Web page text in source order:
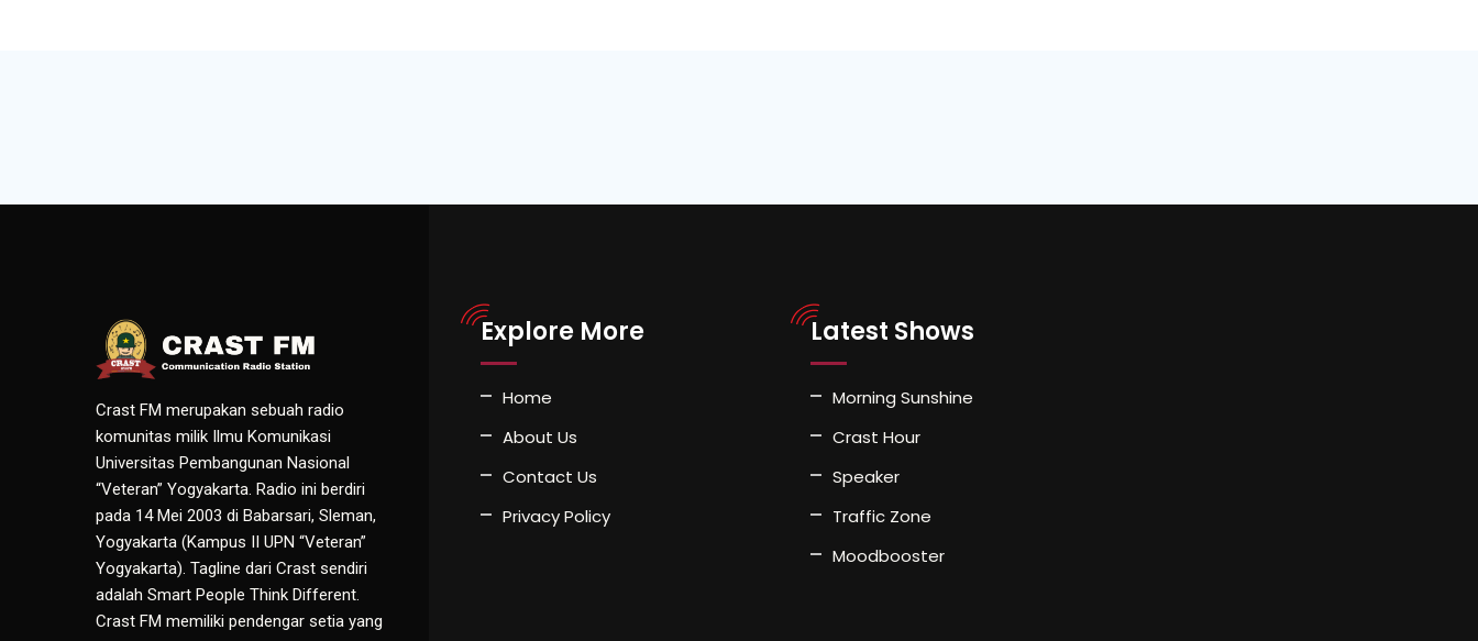
Crast FM merupakan sebuah radio
komunitas milik Ilmu Komunikasi
Universitas Pembangunan Nasional
“Veteran” Yogyakarta. Radio ini berdiri
pada 14 Mei 2003 di Babarsari, Sleman,
Yogyakarta (Kampus II UPN “Veteran”
Yogyakarta). Tagline dari Crast sendiri
adalah Smart People Think Different.
Crast FM memiliki pendengar setia yang
Explore More
Home
About Us
Contact Us
Privacy Policy
Latest Shows
Morning Sunshine
Crast Hour
Speaker
Traffic Zone
Moodbooster